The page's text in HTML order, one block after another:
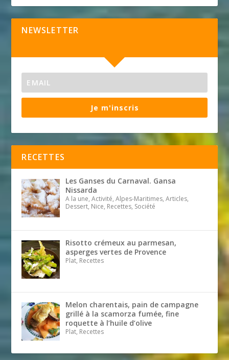
NEWSLETTER
Je m'inscris
RECETTES
Les Ganses du Carnaval. Gansa
Nissarda
A la une, Activité, Alpes-Maritimes, Articles,
Dessert, Nice, Recettes, Société
Risotto crémeux au parmesan,
asperges vertes de Provence
Plat, Recettes
Melon charentais, pain de campagne
grillé à la scamorza fumée, fine
roquette à l’huile d’olive
Plat, Recettes